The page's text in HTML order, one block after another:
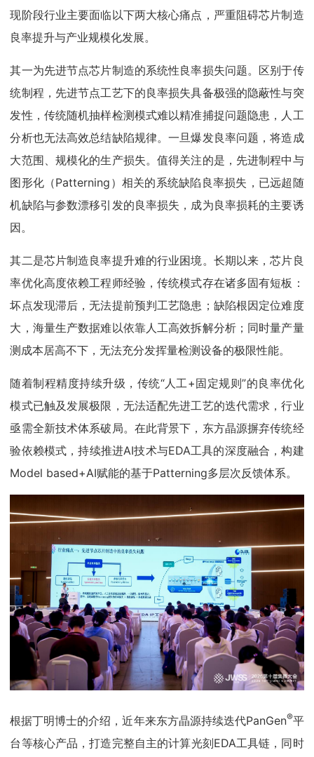
现阶段行业主要面临以下两大核心痛点，严重阻碍芯片制造
良率提升与产业规模化发展。
其一为先进节点芯片制造的系统性良率损失问题。区别于传
统制程，先进节点工艺下的良率损失具备极强的隐蔽性与突
发性，传统随机抽样检测模式难以精准捕捉问题隐患，人工
分析也无法高效总结缺陷规律。一旦爆发良率问题，将造成
大范围、规模化的生产损失。值得关注的是，先进制程中与
图形化（Patterning）相关的系统缺陷良率损失，已远超随
机缺陷与参数漂移引发的良率损失，成为良率损耗的主要诱
因。
其二是芯片制造良率提升难的行业困境。长期以来，芯片良
率优化高度依赖工程师经验，传统模式存在诸多固有短板：
坏点发现滞后，无法提前预判工艺隐患；缺陷根因定位难度
大，海量生产数据难以依靠人工高效拆解分析；同时量产量
测成本居高不下，无法充分发挥量检测设备的极限性能。
随着制程精度持续升级，传统“人工+固定规则”的良率优化
模式已触及发展极限，无法适配先进工艺的迭代需求，行业
亟需全新技术体系破局。在此背景下，东方晶源摒弃传统经
验依赖模式，持续推进AI技术与EDA工具的深度融合，构建
Model based+AI赋能的基于Patterning多层次反馈体系。
根据丁明博士的介绍，近年来东方晶源持续迭代PanGen®平
台等核心产品，打造完整自主的计算光刻EDA工具链，同时